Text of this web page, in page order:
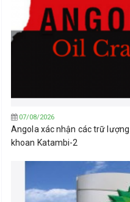
07/08/2026
Angola xác nhận các trữ
khoan Katambi-2